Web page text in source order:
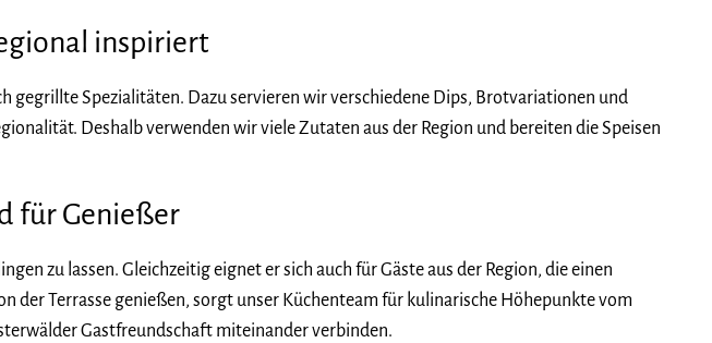
inspiriert
gegrillte Spezialitäten. Dazu servieren wir verschiedene Dips, Brotvariationen und
Deshalb verwenden wir viele Zutaten aus der Region und bereiten die Speisen
für Genießer
zu lassen. Gleichzeitig eignet er sich auch für Gäste aus der Region, die einen
der Terrasse genießen, sorgt unser Küchenteam für kulinarische Höhepunkte vom
Gastfreundschaft miteinander verbinden.